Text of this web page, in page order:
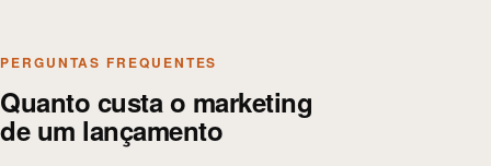
PERGUNTAS FREQUENTES
Quanto custa o marketing
de um lançamento